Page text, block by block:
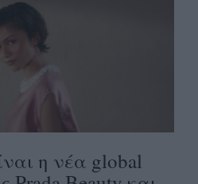
η νέα global